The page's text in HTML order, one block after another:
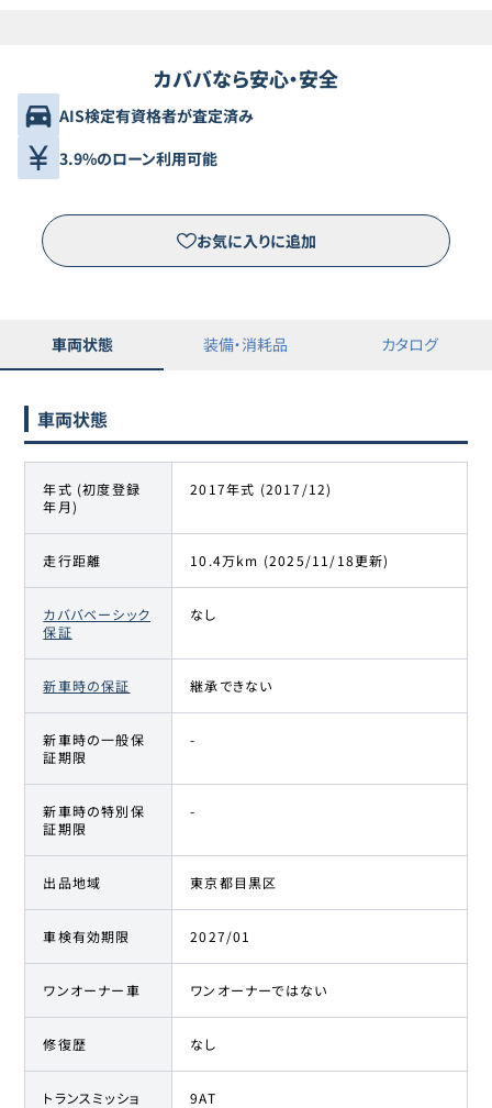
カババなら安心・安全
AIS検定有資格者が査定済み
3.9%のローン利用可能
お気に入りに追加
車両状態 装備・消耗品 カタログ
車両状態
年式 (初度登録
年月)
2017年式 (2017/12)
走行距離 10.4万km (2025/11/18更新)
カババベーシック
保証
なし
新車時の保証 継承できない
新車時の一般保
証期限
-
新車時の特別保
証期限
-
出品地域 東京都目黒区
車検有効期限 2027/01
ワンオーナー車 ワンオーナーではない
修復歴 なし
トランスミッショ
9AT